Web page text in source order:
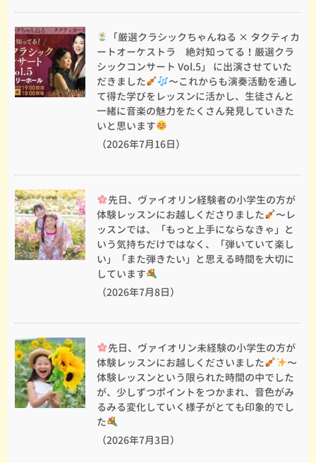
「厳選クラシックちゃんねる × タクティカ
ートオーケストラ 絶対知ってる！厳選クラ
シックコンサート Vol.5」 に出演させていた
だきました
〜これからも演奏活動を通し
て得た学びをレッスンに活かし、生徒さんと
一緒に音楽の魅力をたくさん発見していきた
いと思います
（2026年7月16日）
先日、ヴァイオリン経験者の小学生の方が
体験レッスンにお越しくださりました
〜レ
ッスンでは、「もっと上手にならなきゃ」と
いう気持ちだけではなく、「弾いていて楽し
い」「また弾きたい」と思える時間を大切に
しています
（2026年7月8日）
先日、ヴァイオリン未経験の小学生の方が
体験レッスンにお越しくださいました
〜
体験レッスンという限られた時間の中でした
が、少しずつポイントをつかまれ、音色がみ
るみる変化していく様子がとても印象的でし
た
（2026年7月3日）